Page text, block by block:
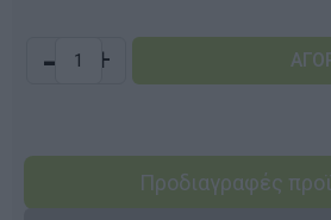
- +
Προδιαγραφές